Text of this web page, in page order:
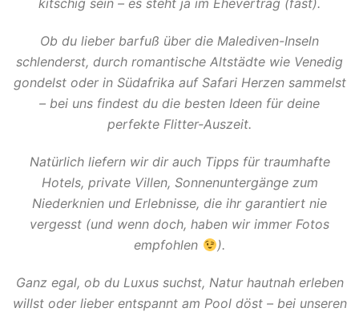
kitschig sein – es steht ja im Ehevertrag (fast).
Ob du lieber barfuß über die Malediven-Inseln
schlenderst, durch romantische Altstädte wie Venedig
gondelst oder in Südafrika auf Safari Herzen sammelst
– bei uns findest du die besten Ideen für deine
perfekte Flitter-Auszeit.
Natürlich liefern wir dir auch Tipps für traumhafte
Hotels, private Villen, Sonnenuntergänge zum
Niederknien und Erlebnisse, die ihr garantiert nie
vergesst (und wenn doch, haben wir immer Fotos
empfohlen
).
Ganz egal, ob du Luxus suchst, Natur hautnah erleben
willst oder lieber entspannt am Pool döst – bei unseren